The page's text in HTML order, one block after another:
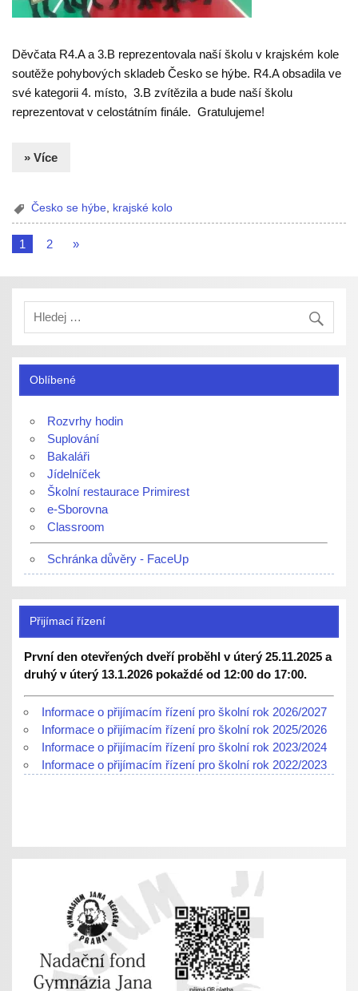
Děvčata R4.A a 3.B reprezentovala naší školu v krajském kole
soutěže pohybových skladeb Česko se hýbe. R4.A obsadila ve
své kategorii 4. místo, 3.B zvítězila a bude naší školu
reprezentovat v celostátním finále. Gratulujeme!
» Více
Česko se hýbe krajské kolo
1 2 »
Oblíbené
Rozvrhy hodin
Suplování
Bakaláři
Jídelníček
Školní restaurace Primirest
e-Sborovna
Classroom
Schránka důvěry - FaceUp
Přijímací řízení
První den otevřených dveří proběhl v úterý 25.11.2025 a
druhý v úterý 13.1.2026 pokaždé od 12:00 do 17:00.
Informace o přijímacím řízení pro školní rok 2026/2027
Informace o přijímacím řízení pro školní rok 2025/2026
Informace o přijímacím řízení pro školní rok 2023/2024
Informace o přijímacím řízení pro školní rok 2022/2023